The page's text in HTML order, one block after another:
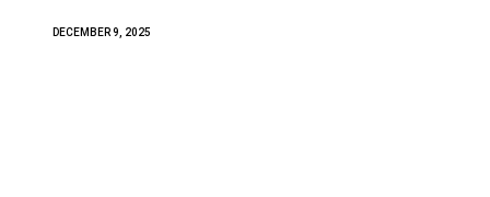
DECEMBER 9, 2025